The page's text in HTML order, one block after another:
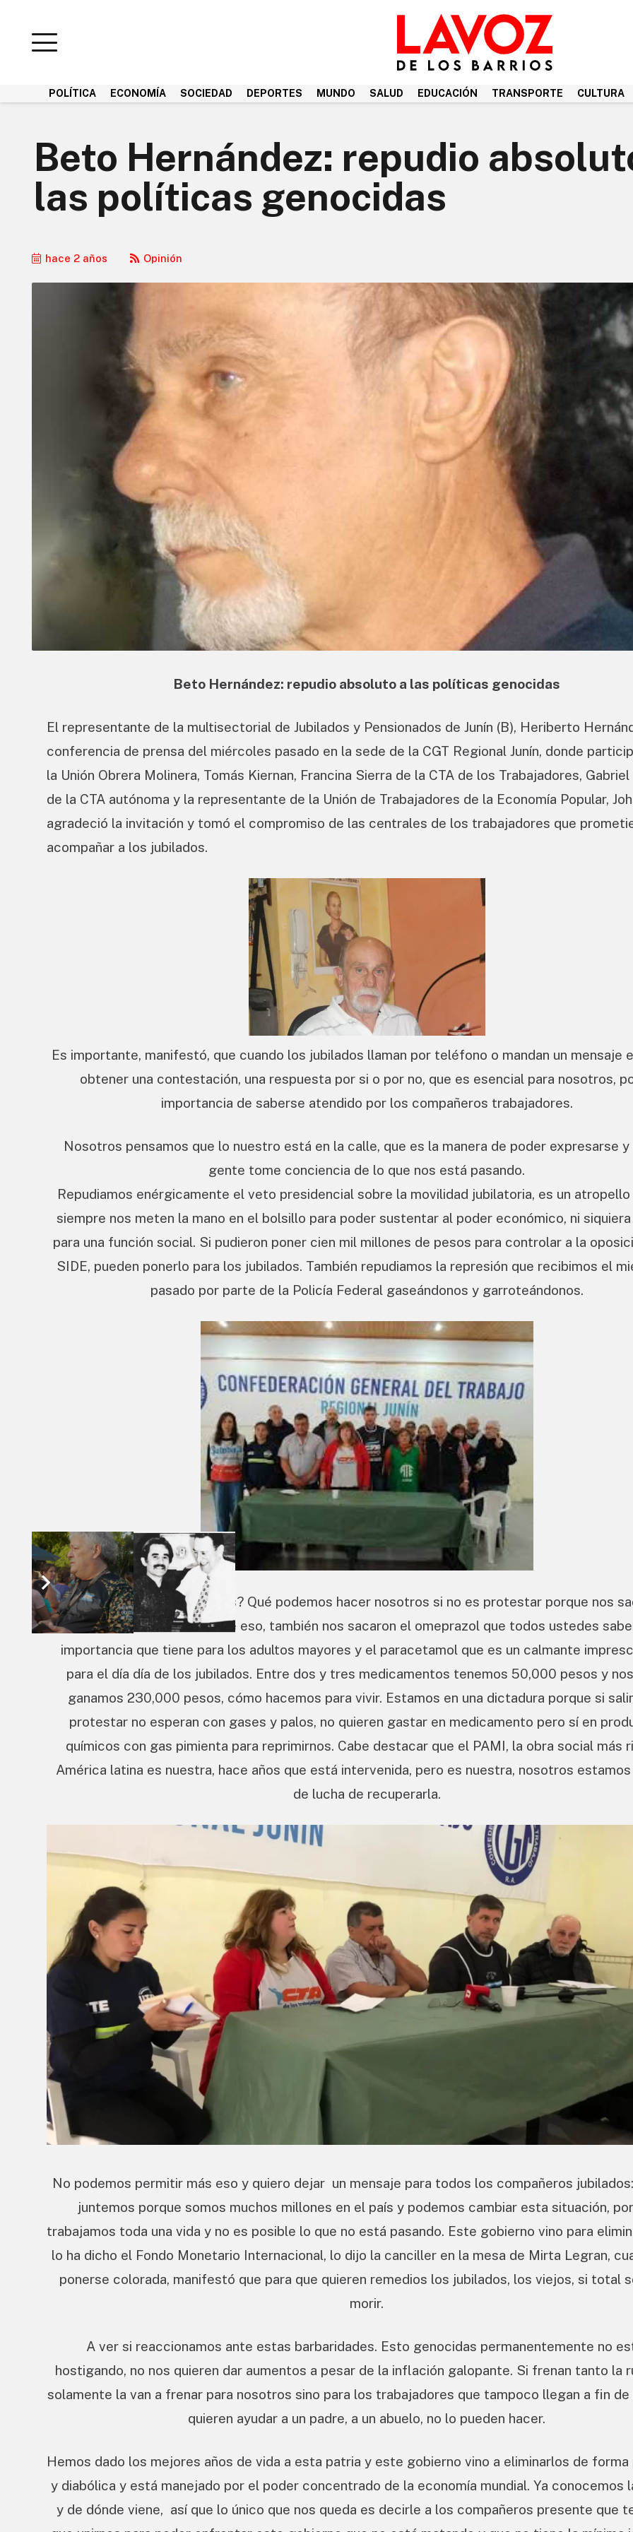
POLÍTICA ECONOMÍA SOCIEDAD DEPORTES MUNDO SALUD EDUCACIÓN TRANSPORTE CULTURA
Beto Hernández: repudio
las políticas genocidas
hace 2 años Opinión
Beto Hernández: repudio absoluto a las políticas genocidas
El representante de la multisectorial de Jubilados y Pensionados de Junín (B), Heriberto
conferencia de prensa del miércoles pasado en la sede de la CGT Regional Junín, donde
la Unión Obrera Molinera, Tomás Kiernan, Francina Sierra de la CTA de los Trabajadores, Gabriel
de la CTA autónoma y la representante de la Unión de Trabajadores de la Economía Popular,
agradeció la invitación y tomó el compromiso de las centrales de los trabajadores que
acompañar a los jubilados.
Es importante, manifestó, que cuando los jubilados llaman por teléfono o mandan un mensaje
obtener una contestación, una respuesta por si o por no, que es esencial para nosotros,
importancia de saberse atendido por los compañeros trabajadores.
Nosotros pensamos que lo nuestro está en la calle, que es la manera de poder expresarse y
gente tome conciencia de lo que nos está pasando.
Repudiamos enérgicamente el veto presidencial sobre la movilidad jubilatoria, es un atropello
siempre nos meten la mano en el bolsillo para poder sustentar al poder económico, ni siquiera
para una función social. Si pudieron poner cien mil millones de pesos para controlar a la
SIDE, pueden ponerlo para los jubilados. También repudiamos la represión que recibimos el
pasado por parte de la Policía Federal gaseándonos y garroteándonos.
¿Qué podemos hacer nosotros? Qué podemos hacer nosotros si no es protestar porque nos
medicamentos, aparte de eso, también nos sacaron el omeprazol que todos ustedes
importancia que tiene para los adultos mayores y el paracetamol que es un calmante
para el día día de los jubilados. Entre dos y tres medicamentos tenemos 50,000 pesos y
ganamos 230,000 pesos, cómo hacemos para vivir. Estamos en una dictadura porque si
protestar no esperan con gases y palos, no quieren gastar en medicamento pero sí en
químicos con gas pimienta para reprimirnos. Cabe destacar que el PAMI, la obra social más
América latina es nuestra, hace años que está intervenida, pero es nuestra, nosotros estamos
de lucha de recuperarla.
No podemos permitir más eso y quiero dejar un mensaje para todos los compañeros
juntemos porque somos muchos millones en el país y podemos cambiar esta situación,
trabajamos toda una vida y no es posible lo que no está pasando. Este gobierno vino para
lo ha dicho el Fondo Monetario Internacional, lo dijo la canciller en la mesa de Mirta Legran,
ponerse colorada, manifestó que para que quieren remedios los jubilados, los viejos, si total
morir.
A ver si reaccionamos ante estas barbaridades. Esto genocidas permanentemente no
hostigando, no nos quieren dar aumentos a pesar de la inflación galopante. Si frenan tanto la
solamente la van a frenar para nosotros sino para los trabajadores que tampoco llegan a fin
quieren ayudar a un padre, a un abuelo, no lo pueden hacer.
Hemos dado los mejores años de vida a esta patria y este gobierno vino a eliminarlos de forma
y diabólica y está manejado por el poder concentrado de la economía mundial. Ya conocemos
y de dónde viene, así que lo único que nos queda es decirle a los compañeros presente que